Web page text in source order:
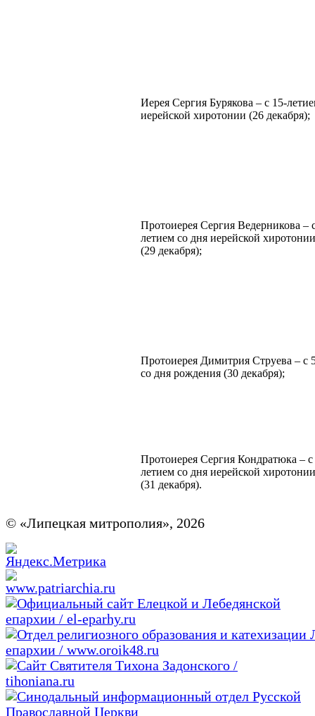
Иерея Сергия Бурякова – с 15-
иерейской хиротонии (26 декабря);
Протоиерея Сергия Ведерникова –
летием со дня иерейской хиротонии
(29 декабря);
Протоиерея Димитрия Струева – с
со дня рождения (30 декабря);
Протоиерея Сергия Кондратюка – с
летием со дня иерейской хиротонии
(31 декабря).
© «Липецкая митрополия», 2026